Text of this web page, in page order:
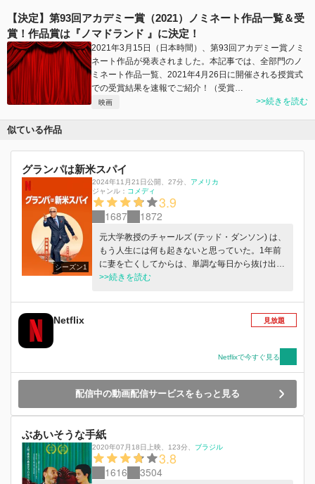
【決定】第93回アカデミー賞（2021）ノミネート作品一覧＆受
賞！作品賞は『ノマドランド 』に決定！
2021年3月15日（日本時間）、第93回アカデミー賞ノミ
ネート作品が発表されました。本記事では、全部門のノ
ミネート作品一覧、2021年4月26日に開催される授賞式
での受賞結果を速報でご紹介！（受賞…
映画 >>続きを読む
似ている作品
グランパは新米スパイ
シーズン1
2024年11月21日公開 27分
アメリカ
ジャンル： コメディ
3.9
1687 1872
元大学教授のチャールズ (テッド・ダンソン) は、
もう人生には何も起きないと思っていた。1年前
に妻を亡くしてからは、単調な毎日から抜け出せ
なくなり、娘のエミリー (メアリー・エリザベ
探偵のジュリー (ライラ・リッチクリーク) が出し
た求人広告を目にしたことで、チャールズは新し
パシフィックビューに潜入し、ある家族の盗まれ
た家宝の謎を解き明かすこと。入居者たちもスタ
ィックビューのあらゆることに目を光らせている
施設長ディディ (ステファニー・ベアトリス) に気
チャールズにかかっている。なのに、目立たずに
いることは思いのほか難しく、人当たりの良いチ
ャールズは、たちまち入居者たちの人気者
に。"スパイ"となって、新たな一歩を踏み出した
>>続きを読む
Netflix 見放題
Netflixで今すぐ見る
配信中の動画配信サービスをもっと見る
ぶあいそうな手紙
2020年07月18日上映 123分 ブラジル
3.8
1616 3504